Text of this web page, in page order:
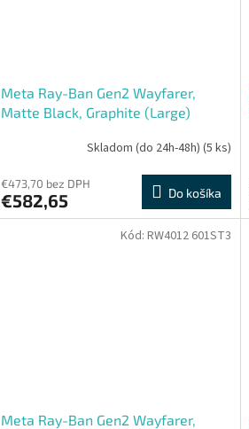
Meta Ray-Ban Gen2 Wayfarer,
Matte Black, Graphite (Large)
Skladom (do 24h-48h) (5 ks)
€473,70 bez DPH
€582,65 Do košíka
Meta Ray-Ban Gen2 Wayfarer,
Kód: RW4012 601ST3